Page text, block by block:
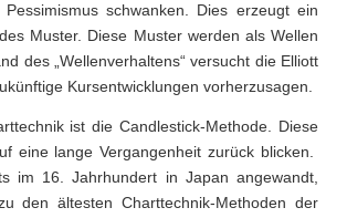
schwanken. Dies erzeugt ein
Muster. Diese Muster werden als Wellen
des „Wellenverhaltens“ versucht die Elliott
Kursentwicklungen vorherzusagen.
ist die Candlestick-Methode. Diese
eine lange Vergangenheit zurück blicken.
im 16. Jahrhundert in Japan angewandt,
den ältesten Charttechnik-Methoden der